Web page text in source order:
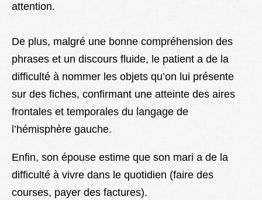
attention.
De plus, malgré une bonne compréhension des
phrases et un discours fluide, le patient a de la
difficulté à nommer les objets qu’on lui présente
sur des fiches, confirmant une atteinte des aires
frontales et temporales du langage de
l’hémisphère gauche.
Enfin, son épouse estime que son mari a de la
difficulté à vivre dans le quotidien (faire des
courses, payer des factures).